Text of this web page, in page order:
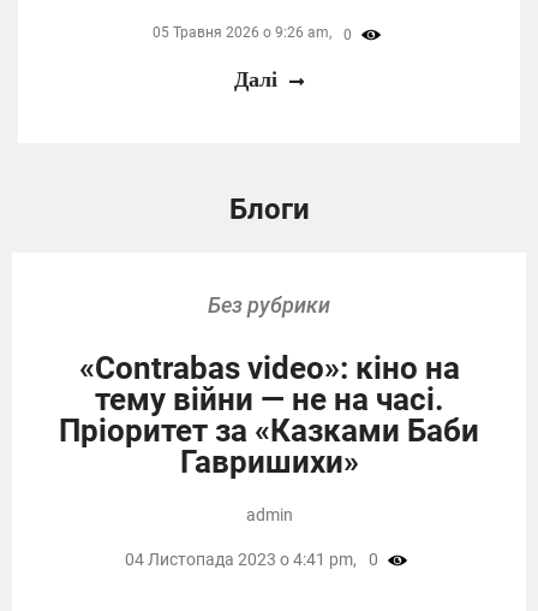
05 Травня 2026 о 9:26 am, 0
Далі
Блоги
Без рубрики
«Contrabas video»: кіно на
тему війни — не на часі.
Пріоритет за «Казками Баби
Гавришихи»
admin
04 Листопада 2023 о 4:41 pm, 0